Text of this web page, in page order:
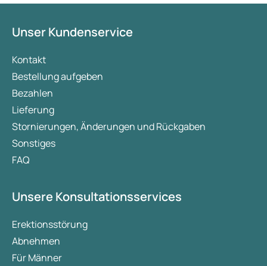
Unser Kundenservice
Kontakt
Bestellung aufgeben
Bezahlen
Lieferung
Stornierungen, Änderungen und Rückgaben
Sonstiges
FAQ
Unsere Konsultationsservices
Erektionsstörung
Abnehmen
Für Männer